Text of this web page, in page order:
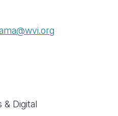
& Digital